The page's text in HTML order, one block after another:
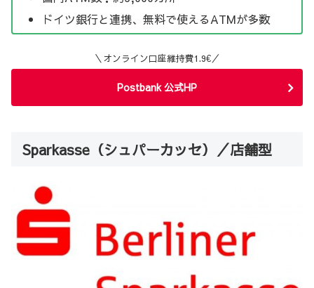
ドイツ銀行と連携、無料で使えるATMが多数
＼オンライン口座維持費1.9€／
Postbank 公式HP
Sparkasse（シュパーカッセ）／店舗型